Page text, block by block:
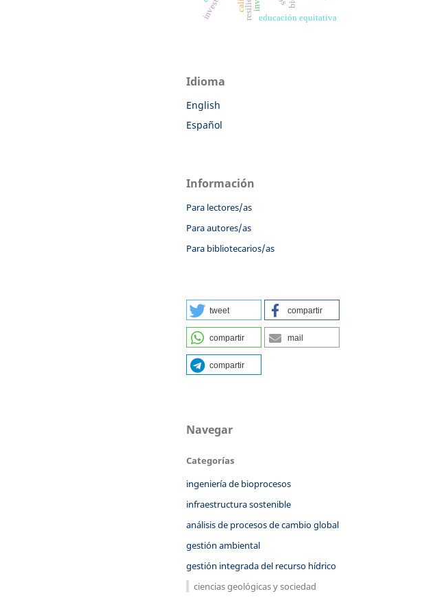
educación equitativa
Idioma
English
Español
Información
Para lectores/as
Para autores/as
Para bibliotecarios/as
tweet compartir
compartir mail
compartir
Navegar
Categorías
ingeniería de bioprocesos
infraestructura sostenible
análisis de procesos de cambio global
gestión ambiental
gestión integrada del recurso hídrico
ciencias geológicas y sociedad